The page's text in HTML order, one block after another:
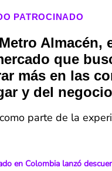
PATROCINADO
Almacén,
que
más en las
y del negocio
parte de la
en Colombia lanzó